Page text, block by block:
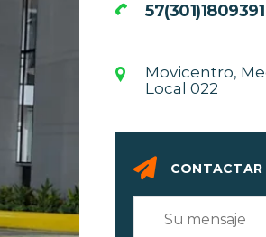
57(301)1809391
Movicentro,
Local 022